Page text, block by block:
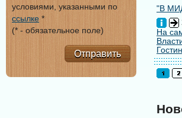
"В
На
условиями, указанными по
ссылке *
(* - обязательное поле)
Отправить